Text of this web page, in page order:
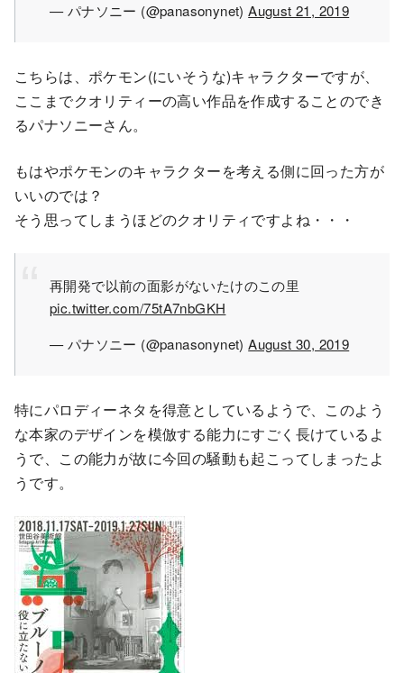
— パナソニー (@panasonynet)August 21, 2019
こちらは、ポケモン(にいそうな)キャラクターですが、
ここまでクオリティーの高い作品を作成することのでき
るパナソニーさん。
もはやポケモンのキャラクターを考える側に回った方が
いいのでは？
そう思ってしまうほどのクオリティですよね・・・
再開発で以前の面影がないたけのこの里
pic.twitter.com/75tA7nbGKH
— パナソニー (@panasonynet)August 30, 2019
特にパロディーネタを得意としているようで、このよう
な本家のデザインを模倣する能力にすごく長けているよ
うで、この能力が故に今回の騒動も起こってしまったよ
うです。